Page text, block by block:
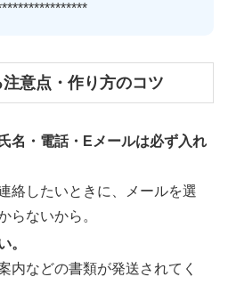
意点・作り方のコツ
名・電話・Eメールは必ず入れ
絡したいときに、メールを選
らないから。
。
内などの書類が発送されてく